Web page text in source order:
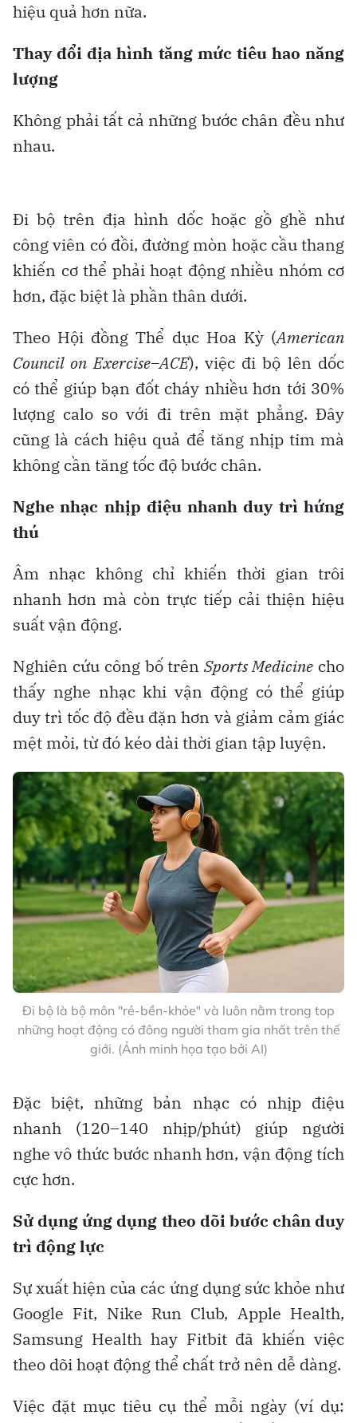
hiệu quả hơn nữa.
Thay đổi địa hình tăng mức tiêu hao năng
lượng
Không phải tất cả những bước chân đều như
nhau.
Đi bộ trên địa hình dốc hoặc gồ ghề như
công viên có đồi, đường mòn hoặc cầu thang
khiến cơ thể phải hoạt động nhiều nhóm cơ
hơn, đặc biệt là phần thân dưới.
Theo Hội đồng Thể dục Hoa Kỳ (American
Council on Exercise–ACE), việc đi bộ lên dốc
có thể giúp bạn đốt cháy nhiều hơn tới 30%
lượng calo so với đi trên mặt phẳng. Đây
cũng là cách hiệu quả để tăng nhịp tim mà
không cần tăng tốc độ bước chân.
Nghe nhạc nhịp điệu nhanh duy trì hứng
thú
Âm nhạc không chỉ khiến thời gian trôi
nhanh hơn mà còn trực tiếp cải thiện hiệu
suất vận động.
Nghiên cứu công bố trênSports Medicine cho
thấy nghe nhạc khi vận động có thể giúp
duy trì tốc độ đều đặn hơn và giảm cảm giác
mệt mỏi, từ đó kéo dài thời gian tập luyện.
Đi bộ là bộ môn "rẻ-bền-khỏe" và luôn nằm trong top
những hoạt động có đông người tham gia nhất trên thế
giới. (Ảnh minh họa tạo bởi AI)
Đặc biệt, những bản nhạc có nhịp điệu
nhanh (120–140 nhịp/phút) giúp người
nghe vô thức bước nhanh hơn, vận động tích
cực hơn.
Sử dụng ứng dụng theo dõi bước chân duy
trì động lực
Sự xuất hiện của các ứng dụng sức khỏe như
Google Fit, Nike Run Club, Apple Health,
Samsung Health hay Fitbit đã khiến việc
theo dõi hoạt động thể chất trở nên dễ dàng.
Việc đặt mục tiêu cụ thể mỗi ngày (ví dụ: